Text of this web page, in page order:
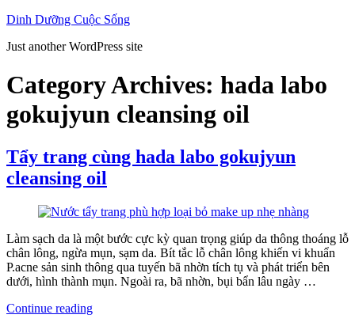
Skip
content
Dinh Dưỡng Cuộc Sống
Just another WordPress site
Category Archives: hada labo
gokujyun cleansing oil
Tẩy trang cùng hada labo gokujyun
cleansing oil
Làm sạch da là một bước cực kỳ quan trọng giúp da thông thoáng lỗ
chân lông, ngừa mụn, sạm da. Bít tắc lỗ chân lông khiến vi khuẩn
P.acne sản sinh thông qua tuyến bã nhờn tích tụ và phát triển bên
dưới, hình thành mụn. Ngoài ra, bã nhờn, bụi bẩn lâu ngày …
Continue reading“Tẩy